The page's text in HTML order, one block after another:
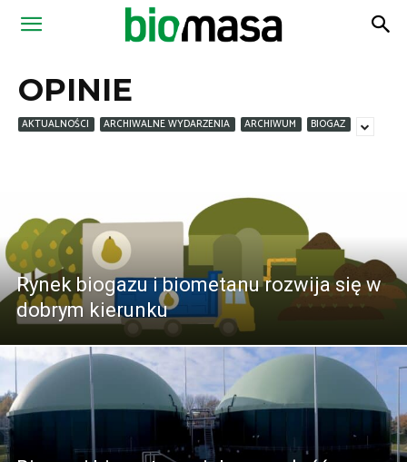
Magazyn
OPINIE
AKTUALNOŚCI ARCHIWALNE WYDARZENIA ARCHIWUM BIOGAZ
Rynek biogazu i biometanu rozwija się w
dobrym kierunku